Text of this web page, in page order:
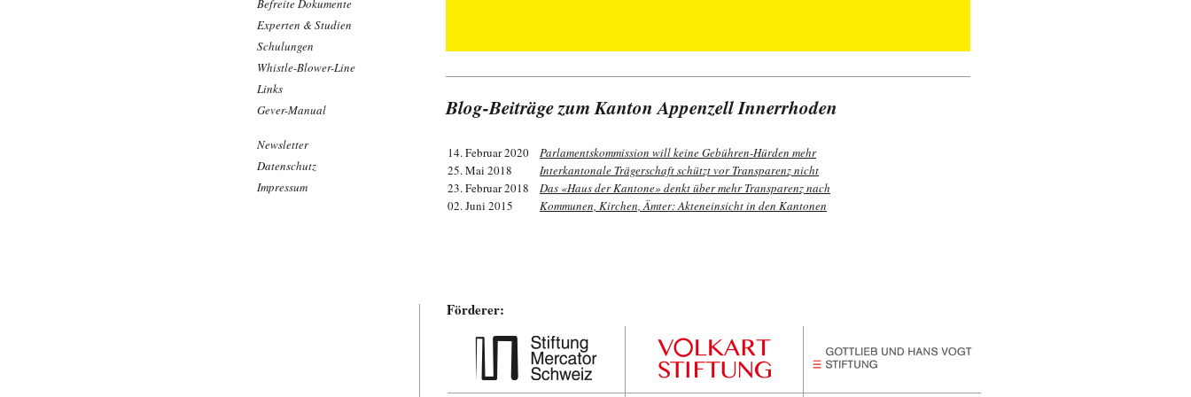
Befreite Dokumente
Experten & Studien
Schulungen
Whistle-Blower-Line
Links
Gever-Manual
Newsletter
Datenschutz
Impressum
Blog-Beiträge zum Kanton Appenzell Innerrhoden
14. Februar 2020
Parlamentskommission will keine Gebühren-Hürden mehr
25. Mai 2018
Interkantonale Trägerschaft schützt vor Transparenz nicht
23. Februar 2018
Das «Haus der Kantone» denkt über mehr Transparenz nach
02. Juni 2015
Kommunen, Kirchen, Ämter: Akteneinsicht in den Kantonen
Förderer: